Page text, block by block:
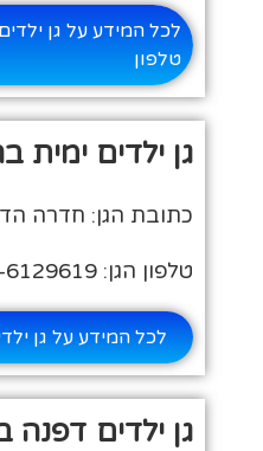
לכל המידע על גן ילדים
טלפון
גן ילדים ימית
כתובת הגן: חדרה
טלפון הגן: 04-6129619
לכל המידע על גן
גן ילדים דפנה